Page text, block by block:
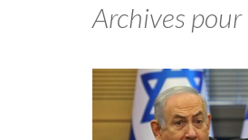
Archives